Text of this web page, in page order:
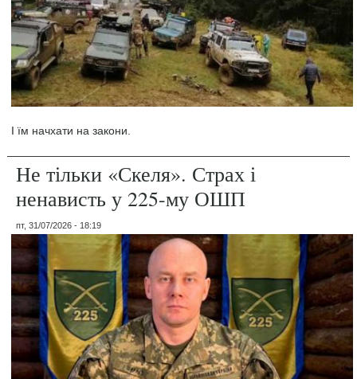
І їм начхати на закони.
Не тільки «Скеля». Страх і
ненависть у 225-му ОШП
пт, 31/07/2026 - 18:19